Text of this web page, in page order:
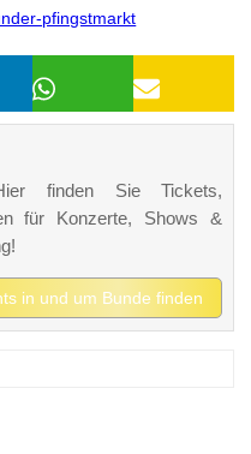
pfingstmarkt
finden Sie Tickets,
für Konzerte, Shows &
in und um Bunde finden